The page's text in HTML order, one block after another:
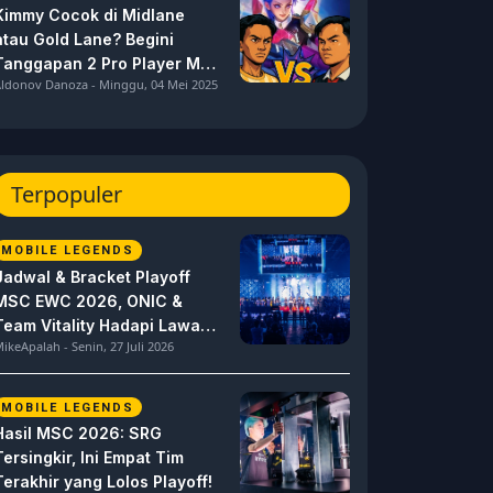
Cocok di Midlane
Gold Lane? Begini
2 Pro Player MPL
S15 iniDanoza - Minggu, 04 Mei 2025
Terpopuler
MOBILE LEGENDS
& Bracket Playoff
EWC 2026, ONIC &
Vitality Hadapi Lawan
- Senin, 27 Juli 2026
MOBILE LEGENDS
MSC 2026: SRG
Ini Empat Tim
yang Lolos Playoff!